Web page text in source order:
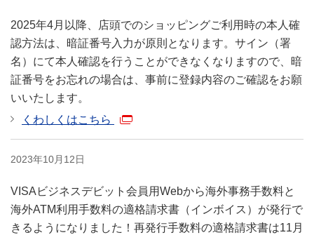
お知らせメール
ご契約のVISAビジネスデビ
ット全カード分のお知らせ
メール受信が可能です。管
VISA Secure (VISA認
証サービス )
の登
録・変更
きます。
（*）
VISA Secureに参加してい
VISAビジネスデビットを
2025年4月以降、店頭でのショッピングご利用時の本人確
認方法は、暗証番号入力が原則となります。サイン（署
名）にて本人確認を行うことができなくなりますので、暗
証番号をお忘れの場合は、事前に登録内容のご確認をお願
いいたします。
くわしくはこちら
2023年10月12日
VISAビジネスデビット会員用Webから海外事務手数料と
海外ATM利用手数料の適格請求書（インボイス）が発行で
きるようになりました！再発行手数料の適格請求書は11月